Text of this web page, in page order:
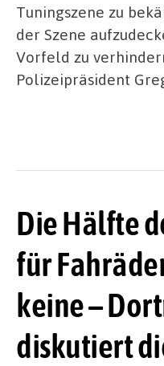
Tuningszene zu
der Szene
Vorfeld zu
Polizeipräsident
Die Hälfte
für
keine –
diskutiert